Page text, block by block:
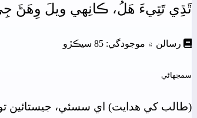
ٿَڌِي تَتِيءَ ھَلُ، ڪانِهي ويلَ وِھَڻَ
رسالن ۾ موجودگي: 85 سيڪڙو
سمجهاڻي
(طالب کي هدايت) اي سسئي، جيستائين